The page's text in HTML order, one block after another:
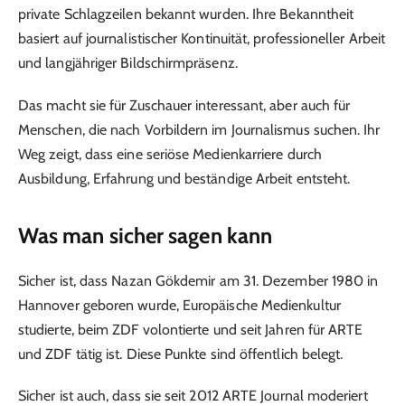
private Schlagzeilen bekannt wurden. Ihre Bekanntheit
basiert auf journalistischer Kontinuität, professioneller Arbeit
und langjähriger Bildschirmpräsenz.
Das macht sie für Zuschauer interessant, aber auch für
Menschen, die nach Vorbildern im Journalismus suchen. Ihr
Weg zeigt, dass eine seriöse Medienkarriere durch
Ausbildung, Erfahrung und beständige Arbeit entsteht.
Was man sicher sagen kann
Sicher ist, dass Nazan Gökdemir am 31. Dezember 1980 in
Hannover geboren wurde, Europäische Medienkultur
studierte, beim ZDF volontierte und seit Jahren für ARTE
und ZDF tätig ist. Diese Punkte sind öffentlich belegt.
Sicher ist auch, dass sie seit 2012 ARTE Journal moderiert